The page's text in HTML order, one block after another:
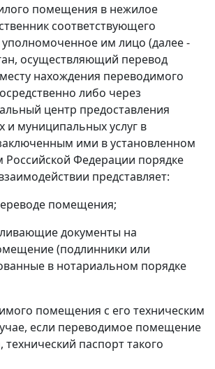
помещения в нежилое
соответствующего
им лицо (далее -
осуществляющий перевод
нахождения переводимого
либо через
центр предоставления
и муниципальных услуг в
ими в установленном
Российской Федерации порядке
представляет:
помещения;
документы на
(подлинники или
в нотариальном порядке
помещения с его техническим
если переводимое помещение
паспорт такого